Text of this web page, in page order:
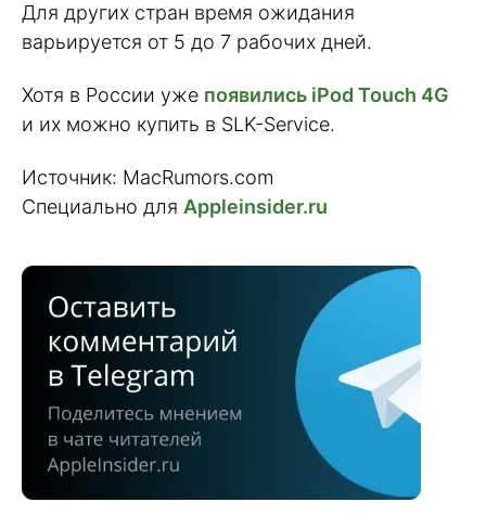
Для других стран время ожидания
варьируется от 5 до 7 рабочих дней.
Хотя в России уже появились iPod Touch 4G
и их можно купить в SLK-Service.
Источник: MacRumors.com
Специально для Appleinsider.ru